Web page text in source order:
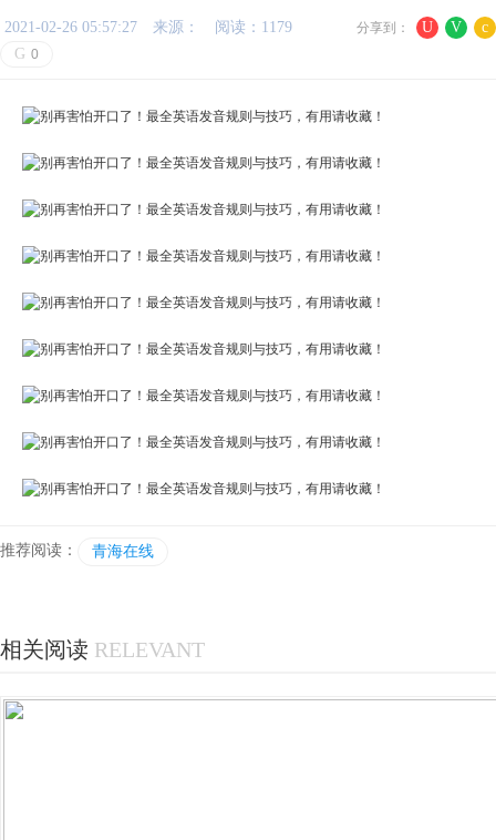
U V c
分享到：
2021-02-26 05:57:27 来源：
阅读：1179
G 0
推荐阅读： 青海在线
相关阅读 RELEVANT